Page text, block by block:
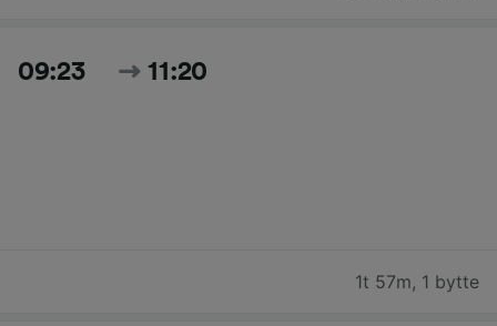
09:23 11:20
1t 57m, 1 bytte